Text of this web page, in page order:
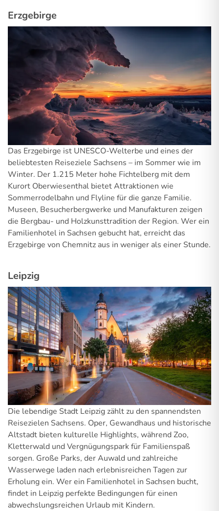
Erzgebirge
Das Erzgebirge ist UNESCO-Welterbe und eines der
beliebtesten Reiseziele Sachsens – im Sommer wie im
Winter. Der 1.215 Meter hohe Fichtelberg mit dem
Kurort Oberwiesenthal bietet Attraktionen wie
Sommerrodelbahn und Flyline für die ganze Familie.
Museen, Besucherbergwerke und Manufakturen zeigen
die Bergbau- und Holzkunsttradition der Region. Wer ein
Familienhotel in Sachsen gebucht hat, erreicht das
Erzgebirge von Chemnitz aus in weniger als einer Stunde.
Leipzig
Die lebendige Stadt Leipzig zählt zu den spannendsten
Reisezielen Sachsens. Oper, Gewandhaus und historische
Altstadt bieten kulturelle Highlights, während Zoo,
Kletterwald und Vergnügungspark für Familienspaß
sorgen. Große Parks, der Auwald und zahlreiche
Wasserwege laden nach erlebnisreichen Tagen zur
Erholung ein. Wer ein Familienhotel in Sachsen bucht,
findet in Leipzig perfekte Bedingungen für einen
abwechslungsreichen Urlaub mit Kindern.